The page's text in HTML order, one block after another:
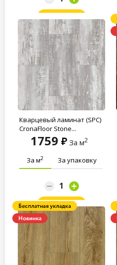
Кварцевый ламинат (SPC)
CronaFloor Stone...
1759 За м2
За м2 За упаковку
Заказать